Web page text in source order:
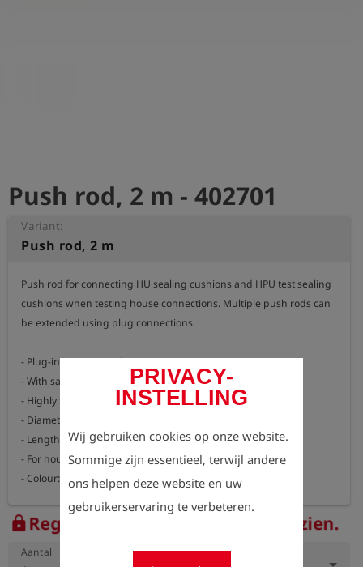
PRIVACY-
INSTELLING
Wij gebruiken cookies op onze website.
Sommige zijn essentieel, terwijl andere
ons helpen deze website en uw
gebruikerservaring te verbeteren.
Push rod, 2 m - 402701
Variant:
Push rod, 2 m
Push rod for connecting HU sealing cushions and HPU test sealing
cushions when testing house connections. Multiple push rods can
be extended using plug connections.
- Plug-in, compressed air connection NW 5
- With safety lock
- Highly flexible design
- Diameter 16 mm
- Length 2 metres
- For house connections 80-150 mm and 100-200 mm
- Colour: grey
lock Registreer nu om de prijzen te zien.
Aantal